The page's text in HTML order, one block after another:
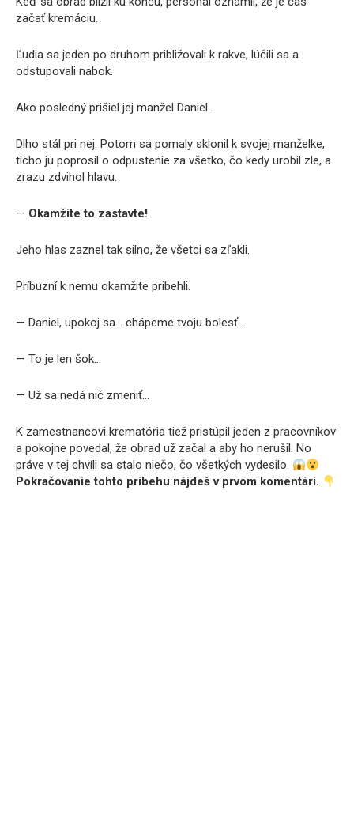
začať kremáciu.
Ľudia sa jeden po druhom približovali k rakve, lúčili sa a
odstupovali nabok.
Ako posledný prišiel jej manžel Daniel.
Dlho stál pri nej. Potom sa pomaly sklonil k svojej manželke,
ticho ju poprosil o odpustenie za všetko, čo kedy urobil zle, a
zrazu zdvihol hlavu.
— Okamžite to zastavte!
Jeho hlas zaznel tak silno, že všetci sa zľakli.
Príbuzní k nemu okamžite pribehli.
— Daniel, upokoj sa… chápeme tvoju bolesť…
— To je len šok…
— Už sa nedá nič zmeniť…
K zamestnancovi krematória tiež pristúpil jeden z pracovníkov
a pokojne povedal, že obrad už začal a aby ho nerušil. No
práve v tej chvíli sa stalo niečo, čo všetkých vydesilo.
Pokračovanie tohto príbehu nájdeš v prvom komentári.